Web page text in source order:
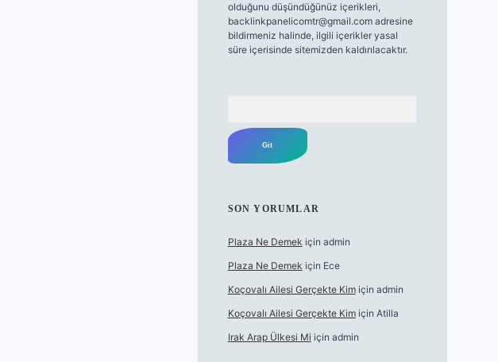
olduğunu düşündüğünüz içerikleri,
backlinkpanelicomtr@gmail.comadresine
bildirmeniz halinde, ilgili içerikler yasal
süre içerisinde sitemizden kaldırılacaktır.
SON YORUMLAR
Plaza Ne Demek için admin
Plaza Ne Demek için Ece
Koçovalı Ailesi Gerçekte Kimiçin admin
Koçovalı Ailesi Gerçekte Kimiçin Atilla
Irak Arap Ülkesi Mi için admin